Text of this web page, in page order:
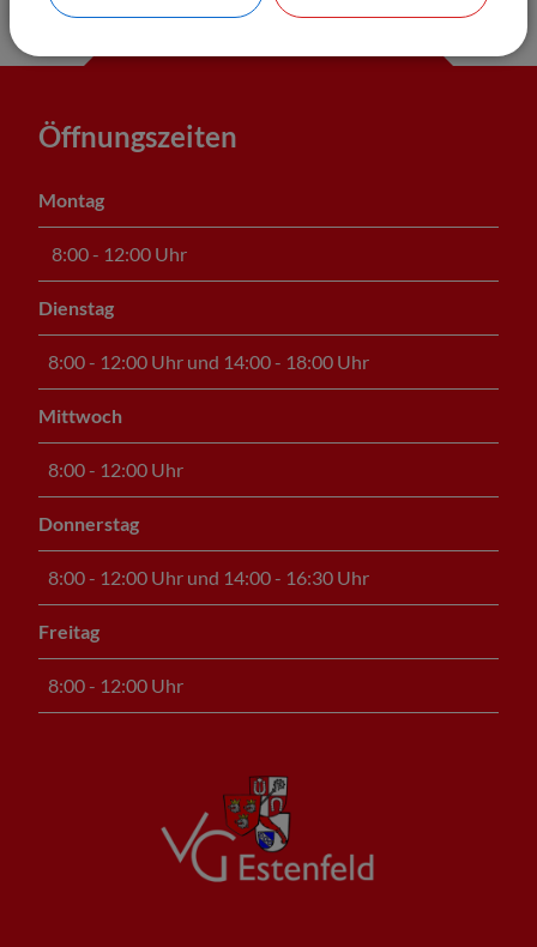
Öffnungszeiten
Montag
8:00 - 12:00 Uhr
Dienstag
8:00 - 12:00 Uhr und 14:00 - 18:00 Uhr
Mittwoch
8:00 - 12:00 Uhr
Donnerstag
8:00 - 12:00 Uhr und 14:00 - 16:30 Uhr
Freitag
8:00 - 12:00 Uhr